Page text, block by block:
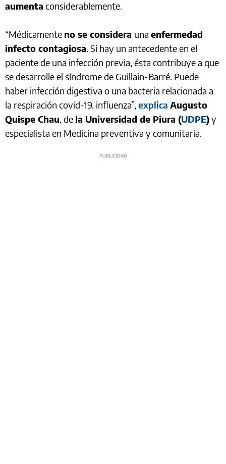
aumenta considerablemente.
“Médicamente no se considera una enfermedad
infecto contagiosa. Si hay un antecedente en el
paciente de una infección previa, ésta contribuye a que
se desarrolle el síndrome de Guillain-Barré. Puede
haber infección digestiva o una bacteria relacionada a
la respiración covid-19, influenza”, explica Augusto
Quispe Chau, de la Universidad de Piura (UDPE)y
especialista en Medicina preventiva y comunitaria.